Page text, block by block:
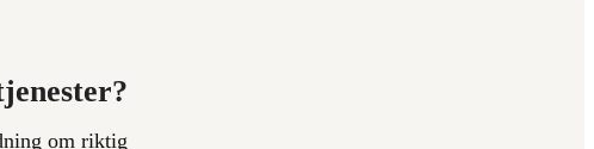
om riktig